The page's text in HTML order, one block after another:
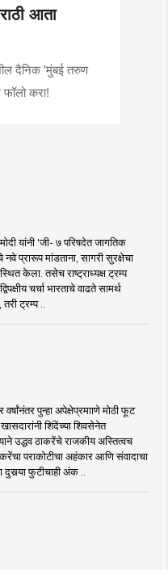
आता
दैनिक 'मुंबई तरुण
करा!
यांनी 'जी- ७ परिषदेत जागतिक
प्रारूप मांडताना, सागरी सुरक्षेचा
केला. तसेच राष्ट्राध्यक्ष ट्रम्प
चर्चा भारताचे वाढते सामर्थ
ट्रम्प ..
वर्षांनंतर पुन्हा अपेक्षेप्रमााणे मोठी फूट
शिंदेंच्या शिवसेनेत
उद्धव ठाकरेंचे राजकीय अस्तित्वच
पराकोटीचा अहंकार आणि संवादाचा
फुटीचाही अंक ..